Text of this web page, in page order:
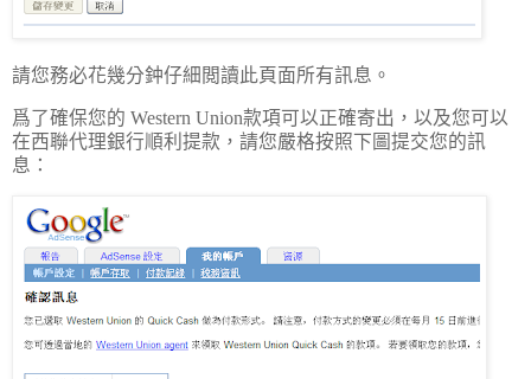
請您務必花幾分鈡仔細閲讀此頁面所有訊息。
爲了確保您的 Western Union款項可以正確寄出，以及您可以
在西聯代理銀行順利提款，請您嚴格按照下圖提交您的訊
息：